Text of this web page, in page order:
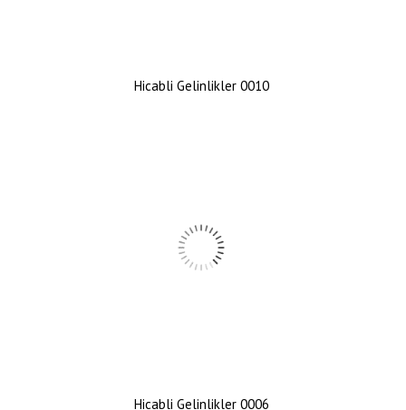
Hicabli Gelinlikler 0010
Hicabli Gelinlikler 0006